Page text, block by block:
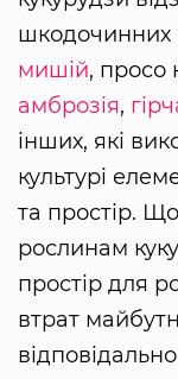
шкодочинних
мишій, просо
амброзія,
інших, які
культурі
та простір.
рослинам
простір для
втрат